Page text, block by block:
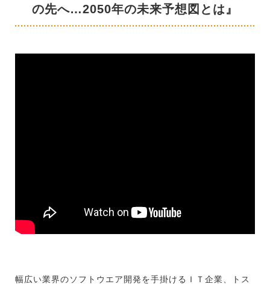
の先へ…2050年の未来予想図とは』
幅広い業界のソフトウエア開発を手掛けるＩＴ企業、トス